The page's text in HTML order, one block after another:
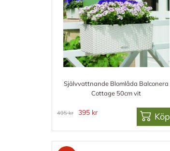
Självvattnande Blomlåda Balconera
Cottage 50cm vit
495 kr 395 kr Köp